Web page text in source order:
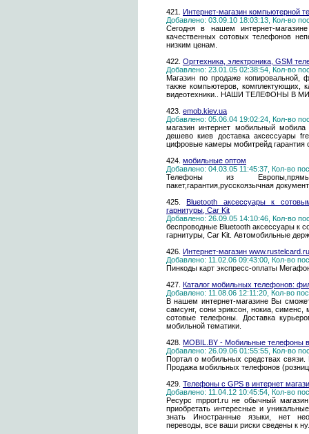
421. Интернет-магазин компьютерной
Добавлено: 03.09.10 18:03:13, Кол-во
Сегодня в нашем интернет-
качественных сотовых телефонов
низким ценам.
422. Оргтехника, электроника, GSM
Добавлено: 23.01.05 02:38:54, Кол-во
Магазин по продаже копировальной,
также компьютеров, комплектующих,
видеотехники.. НАШИ ТЕЛЕФОНЫ В
423. emob.kiev.ua
Добавлено: 05.06.04 19:02:24, Кол-во
магазин интернет мобильный
дешево киев доставка аксессуары
цифровые камеры мобитрейд гарантия
424. мобильные оптом
Добавлено: 04.03.05 11:45:37, Кол-во
Телефоны из Европы,прямые
пакет,гарантия,русскоязычная
425.Bluetooth аксессуары к
гарнитуры, Car Kit
Добавлено: 26.09.05 14:10:46, Кол-во
беспроводные Bluetooth аксессуары к
гарнитуры, Car Kit. Автомобильные
426. Интернет-магазин www.rustelcard.ru
Добавлено: 11.02.06 09:43:00, Кол-во
Пинкоды карт экспресс-оплаты
427. Каталог мобильных телефонов:
Добавлено: 11.08.06 12:11:20, Кол-во
В нашем интернет-магазине Вы
самсунг, сони эриксон, нокиа,
сотовые телефоны. Доставка
мобильной тематики.
428. MOBIL.BY - Мобильные телефоны
Добавлено: 26.09.06 01:55:55, Кол-во
Портал о мобильных средствах
Продажа мобильных телефонов
429. Телефоны с GPS в интернет
Добавлено: 11.04.12 10:45:54, Кол-во
Ресурс mpport.ru не обычный
приобретать интересные и
знать Иностранные языки, нет
переводы, все ваши риски сведены к